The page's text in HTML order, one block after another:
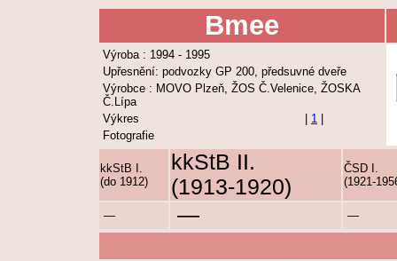
Bmee
Výroba : 1994 - 1995
Upřesnění: podvozky GP 200, předsuvné dveře
Výrobce : MOVO Plzeň, ŽOS Č.Velenice, ŽOSKA
Č.Lípa
Výkres
1
Fotografie
kkStB I.
(do 1912)
kkStB II.
(1913-1920)
ČSD I.
(1921-
— — —